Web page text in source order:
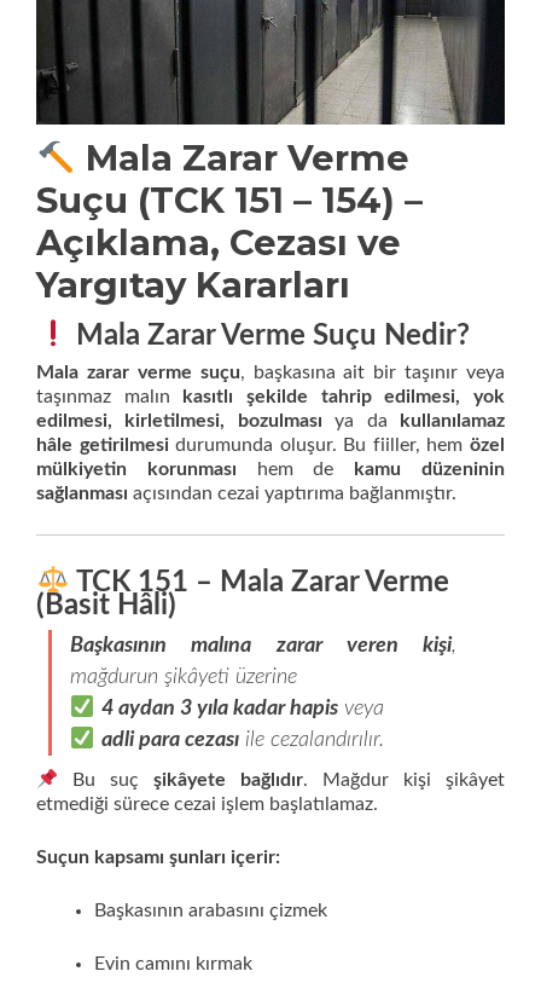
Mala Zarar Verme
Suçu (TCK 151 – 154) –
Açıklama, Cezası ve
Yargıtay Kararları
Mala Zarar Verme Suçu Nedir?
Mala zarar verme suçu, başkasına ait bir taşınır veya
taşınmaz malın
kasıtlı şekilde tahrip edilmesi, yok
edilmesi, kirletilmesi, bozulması ya da
kullanılamaz
hâle getirilmesidurumunda oluşur. Bu fiiller, hemözel
mülkiyetin korunması hem de
kamu düzeninin
sağlanması açısından cezai yaptırıma bağlanmıştır.
TCK 151 – Mala Zarar Verme
(Basit Hâli)
Başkasının malına zarar veren kişi,
mağdurun şikâyeti üzerine
4 aydan 3 yıla kadar hapisveya
adli para cezasıile cezalandırılır.
Bu suçşikâyete bağlıdır. Mağdur kişi şikâyet
etmediği sürece cezai işlem başlatılamaz.
Suçun kapsamı şunları içerir:
Başkasının arabasını çizmek
Evin camını kırmak